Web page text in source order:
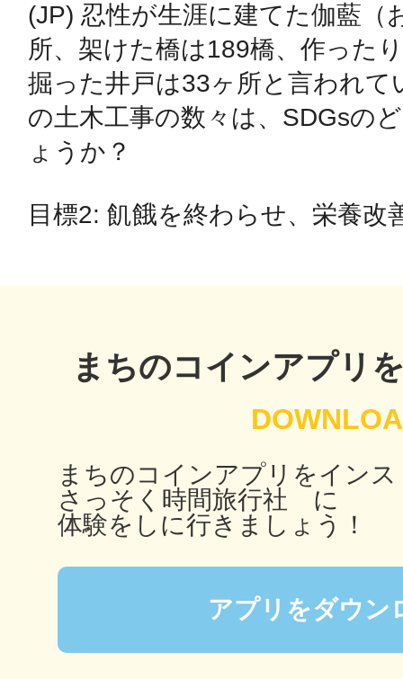
(JP) 忍性が生涯に建てた伽藍（
所、架けた橋は189橋、作った
掘った井戸は33ヶ所と言われて
の土木工事の数々は、SDGsの
ょうか？
目標2: 飢餓を終わらせ、栄養改
まちのコインアプリ
まちのコインアプリをイン
さっそく時間旅行社 に
体験をしに行きましょう！
アプリをダウン
生駒
秋葉原
高知市